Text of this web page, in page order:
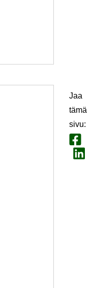
Jaa
tämä
sivu:
Jaa
Jaa